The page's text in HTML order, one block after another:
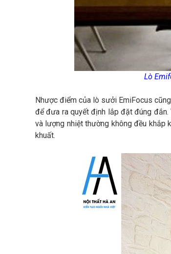
Lò
Nhược điểm của lò sưởi EmiFocus
để đưa ra quyết định lắp đặt đúng
và lượng nhiệt thường không đều khắp
khuất.